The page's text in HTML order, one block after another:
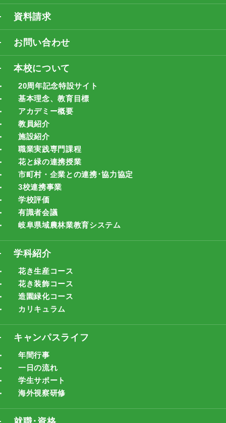
資料請求
お問い合わせ
本校について
20周年記念特設サイト
基本理念、教育目標
アカデミー概要
教員紹介
施設紹介
職業実践専門課程
花と緑の連携授業
市町村・企業との連携･協力協定
3校連携事業
学校評価
有識者会議
岐阜県域農林業教育システム
学科紹介
花き生産コース
花き装飾コース
造園緑化コース
カリキュラム
キャンパスライフ
年間行事
一日の流れ
学生サポート
海外視察研修